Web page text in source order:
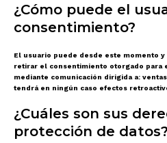
¿Cómo puede el
consentimiento?
El usuario puede desde este momento
retirar el consentimiento otorgado para
mediante comunicación dirigida a:
tendrá en ningún caso efectos
¿Cuáles son sus
protección de datos?